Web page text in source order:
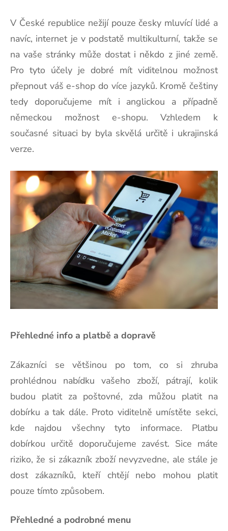
V České republice nežijí pouze česky mluvící lidé a
navíc, internet je v podstatě multikulturní, takže se
na vaše stránky může dostat i někdo z jiné země.
Pro tyto účely je dobré mít viditelnou možnost
přepnout váš e-shop do více jazyků. Kromě češtiny
tedy doporučujeme mít i anglickou a případně
německou možnost e-shopu. Vzhledem k
současné situaci by byla skvělá určitě i ukrajinská
verze.
Přehledné info a platbě a dopravě
Zákazníci se většinou po tom, co si zhruba
prohlédnou nabídku vašeho zboží, pátrají, kolik
budou platit za poštovné, zda můžou platit na
dobírku a tak dále. Proto viditelně umístěte sekci,
kde najdou všechny tyto informace. Platbu
dobírkou určitě doporučujeme zavést. Sice máte
riziko, že si zákazník zboží nevyzvedne, ale stále je
dost zákazníků, kteří chtějí nebo mohou platit
pouze tímto způsobem.
Přehledné a podrobné menu